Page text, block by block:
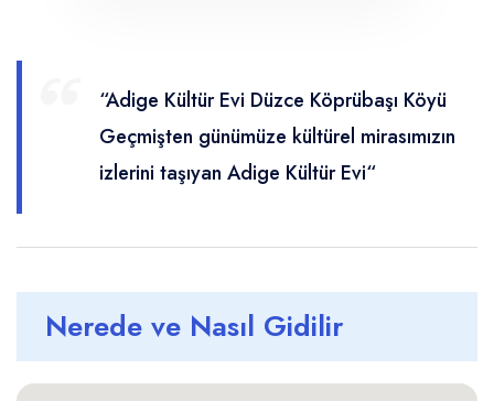
Sinemalar & Tiyatrolar
Tarihi Yerler
Şehrin Simgesel Eserleri
“Adige Kültür Evi Düzce Köprübaşı Köyü
Geçmişten günümüze kültürel mirasımızın
izlerini taşıyan Adige Kültür Evi“
Nerede ve Nasıl Gidilir